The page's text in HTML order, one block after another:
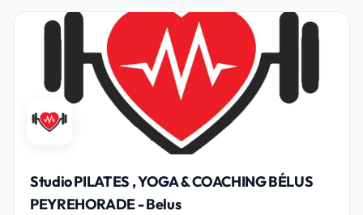
Studio PILATES , YOGA & COACHING BÉLUS
PEYREHORADE - Belus